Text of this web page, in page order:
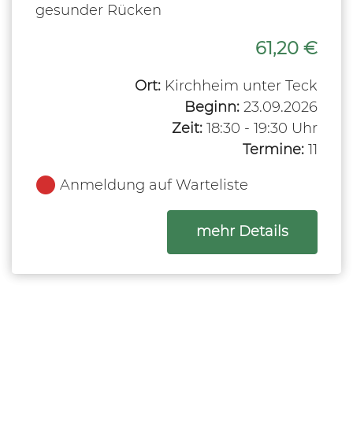
gesunder Rücken
61,20 €
Ort: Kirchheim unter Teck
Beginn: 23.09.2026
Zeit: 18:30 - 19:30 Uhr
Termine: 11
Anmeldung auf Warteliste
mehr Detailszum